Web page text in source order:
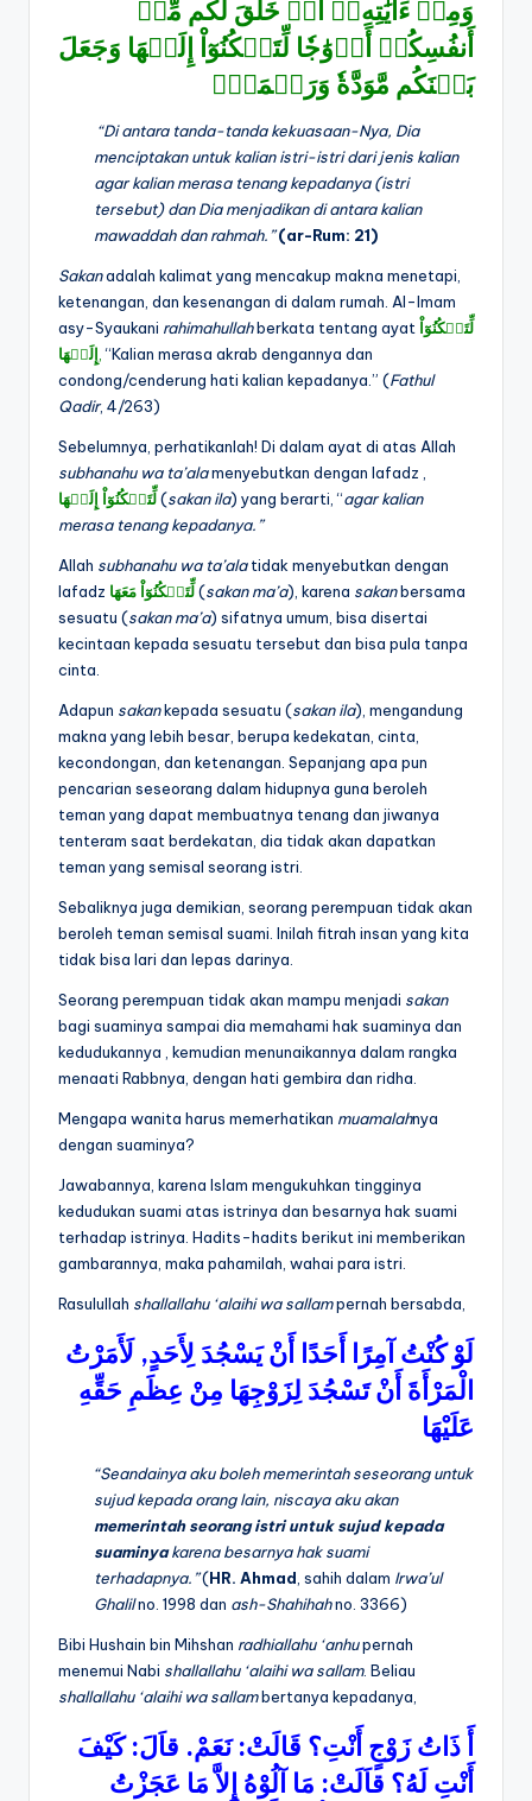
وَمِنۡ ءَايَٰتِهِۦٓ أَنۡ خَلَقَ لَكُم مِّنۡ
أَنفُسِكُمۡ أَزۡوَٰجٗا لِّتَسۡكُنُوٓاْ إِلَيۡهَا وَجَعَلَ
بَيۡنَكُم مَّوَدَّةٗ وَرَحۡمَةًۚ
“Di antara tanda-tanda kekuasaan-Nya, Dia
menciptakan untuk kalian istri-istri dari jenis kalian
agar kalian merasa tenang kepadanya (istri
tersebut) dan Dia menjadikan di antara kalian
mawaddah dan rahmah.”(ar-Rum: 21)
Sakanadalah kalimat yang mencakup makna menetapi,
ketenangan, dan kesenangan di dalam rumah. Al-Imam
asy-Syaukani rahimahullahberkata tentang ayat لِّتَسۡكُنُوٓاْ
إِلَيۡهَا “Kalian merasa akrab dengannya dan
condong/cenderung hati kalian kepadanya.” (Fathul
Qadir, 4/263)
Sebelumnya, perhatikanlah! Di dalam ayat di atas Allah
subhanahu wa ta’alamenyebutkan dengan lafadz ,
(sakan ila) yang berarti, “agar kalian
merasa tenang kepadanya.”
Allah subhanahu wa ta’alatidak menyebutkan dengan
lafadz
لِّتَسۡكُنُوٓاْ مَعَهَا (sakan ma’a), karena sakanbersama
sesuatu (sakan ma’a) sifatnya umum, bisa disertai
kecintaan kepada sesuatu tersebut dan bisa pula tanpa
cinta.
Adapun sakankepada sesuatu (sakan ila), mengandung
makna yang lebih besar, berupa kedekatan, cinta,
kecondongan, dan ketenangan. Sepanjang apa pun
pencarian seseorang dalam hidupnya guna beroleh
teman yang dapat membuatnya tenang dan jiwanya
tenteram saat berdekatan, dia tidak akan dapatkan
teman yang semisal seorang istri.
Sebaliknya juga demikian, seorang perempuan tidak akan
beroleh teman semisal suami. Inilah fitrah insan yang kita
tidak bisa lari dan lepas darinya.
Seorang perempuan tidak akan mampu menjadi sakan
bagi suaminya sampai dia memahami hak suaminya dan
kedudukannya , kemudian menunaikannya dalam rangka
menaati Rabbnya, dengan hati gembira dan ridha.
Mengapa wanita harus memerhatikan muamalahnya
dengan suaminya?
Jawabannya, karena Islam mengukuhkan tingginya
kedudukan suami atas istrinya dan besarnya hak suami
terhadap istrinya. Hadits-hadits berikut ini memberikan
gambarannya, maka pahamilah, wahai para istri.
Rasulullah shallallahu ‘alaihi wa sallampernah bersabda,
لَوْ كُنْتُ آمِرًا أَحَدًا أَنْ يَسْجُدَ لِأَحَدٍ, لَأَمَرْتُ
الْمَرْأَةَ أَنْ تَسْجُدَ لِزَوْجِهَا مِنْ عِظَمِ حَقِّهِ
عَلَيْهَا
“Seandainya aku boleh memerintah seseorang untuk
sujud kepada orang lain, niscaya aku akan
memerintah seorang istri untuk sujud kepada
suaminyakarena besarnya hak suami
terhadapnya.”(HR. Ahmad , sahih dalam Irwa’ul
Ghalilno. 1998 dan ash-Shahihahno. 3366)
Bibi Hushain bin Mihshan radhiallahu ‘anhupernah
menemui Nabi shallallahu ‘alaihi wa sallam. Beliau
shallallahu ‘alaihi wa sallambertanya kepadanya,
أَ ذَاتُ زَوْجٍ أَنْتِ؟ قَالَتْ:نَعَمْ. قاَلَ:كَيْفَ
أَنْتِ لَهُ؟ قاَلَتْ: مَا آلُوْهُ إِلاَّ مَا عَجَزْتُ